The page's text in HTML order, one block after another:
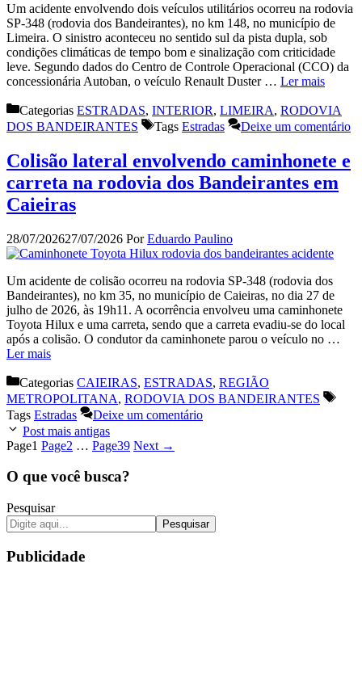
Um acidente envolvendo dois veículos utilitários ocorreu na rodovia
SP-348 (rodovia dos Bandeirantes), no km 148, no município de
Limeira. O sinistro aconteceu no sentido sul da pista dupla, sob
condições climáticas de tempo bom e sinalização com criticidade
leve. Segundo dados do Centro de Controle Operacional (CCO) da
concessionária Autoban, o veículo Renault Duster … Ler mais
Categorias ESTRADAS, INTERIOR, LIMEIRA, RODOVIA
DOS BANDEIRANTES
Tags Estradas Deixe um comentário
Colisão lateral envolvendo caminhonete e
carreta na rodovia dos Bandeirantes em
Caieiras
28/07/202627/07/2026 PorEduardo Paulino
Um acidente de colisão ocorreu na rodovia SP-348 (rodovia dos
Bandeirantes), no km 35, no município de Caieiras, no dia 27 de
julho de 2026, às 19h11. A ocorrência envolveu uma caminhonete
Toyota Hilux e uma carreta, sendo que a carreta evadiu-se do local
após a colisão. O condutor da caminhonete parou o veículo no …
Ler mais
Categorias CAIEIRAS, ESTRADAS, REGIÃO
METROPOLITANA, RODOVIA DOS BANDEIRANTES
Tags Estradas
Deixe um comentário
Post mais antigas
Page1 Page2 … Page39 Next →
O que você busca?
Pesquisar
Pesquisar
Publicidade